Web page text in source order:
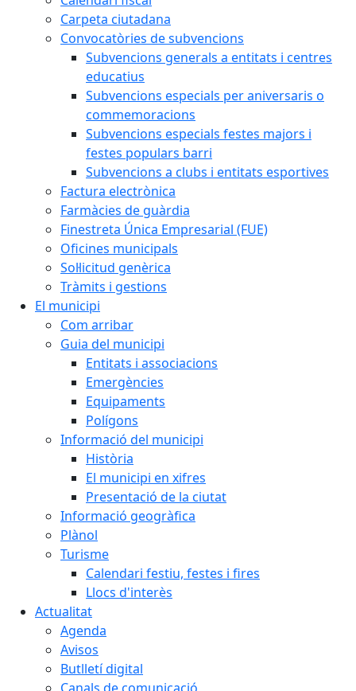
Carpeta ciutadana
Convocatòries de subvencions
Subvencions generals a entitats i centres
educatius
Subvencions especials per aniversaris o
commemoracions
Subvencions especials festes majors i
festes populars barri
Subvencions a clubs i entitats esportives
Factura electrònica
Farmàcies de guàrdia
Finestreta Única Empresarial (FUE)
Oficines municipals
Sol·licitud genèrica
Tràmits i gestions
El municipi
Com arribar
Guia del municipi
Entitats i associacions
Emergències
Equipaments
Polígons
Informació del municipi
Història
El municipi en xifres
Presentació de la ciutat
Informació geogràfica
Plànol
Turisme
Calendari festiu, festes i fires
Llocs d'interès
Actualitat
Agenda
Avisos
Butlletí digital